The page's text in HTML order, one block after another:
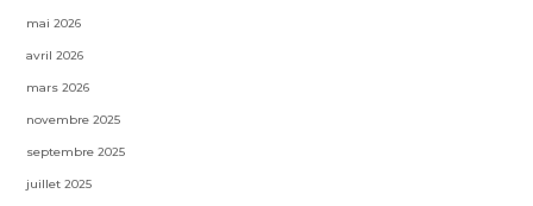
mai 2026
avril 2026
mars 2026
novembre 2025
septembre 2025
juillet 2025